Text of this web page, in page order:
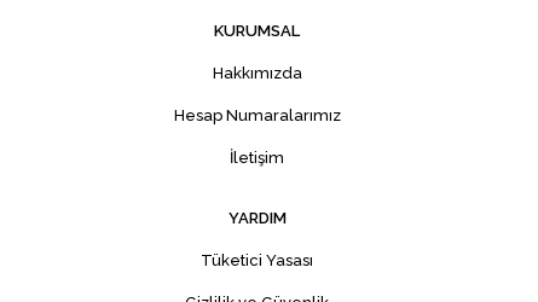
KURUMSAL
Hakkımızda
Hesap Numaralarımız
İletişim
YARDIM
Tüketici Yasası